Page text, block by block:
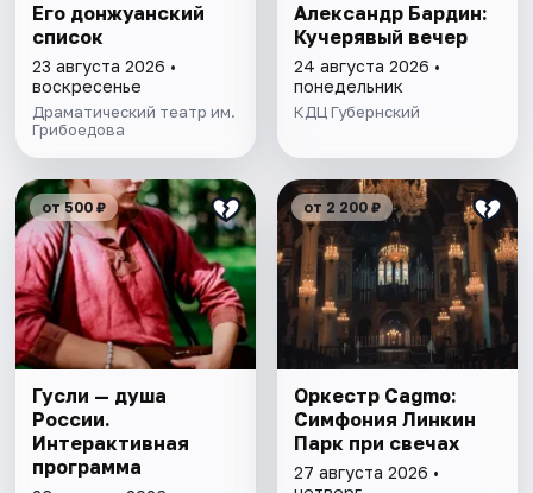
Его донжуанский
список
23 августа 2026 •
воскресенье
Драматический театр им.
Грибоедова
Александр Бардин:
Кучерявый вечер
24 августа 2026 •
понедельник
КДЦ Губернский
от 500 ₽
Гусли — душа
России.
Интерактивная
программа
от 2 200 ₽
Оркестр Cagmo:
Симфония Линкин
Парк при свечах
27 августа 2026 •